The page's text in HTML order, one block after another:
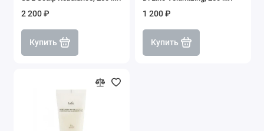
2 200 ₽
Купить
1 200 ₽
Купить